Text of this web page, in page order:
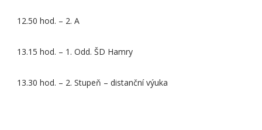
12.50 hod. – 2. A
13.15 hod. – 1. Odd. ŠD Hamry
13.30 hod. – 2. Stupeň – distanční výuka